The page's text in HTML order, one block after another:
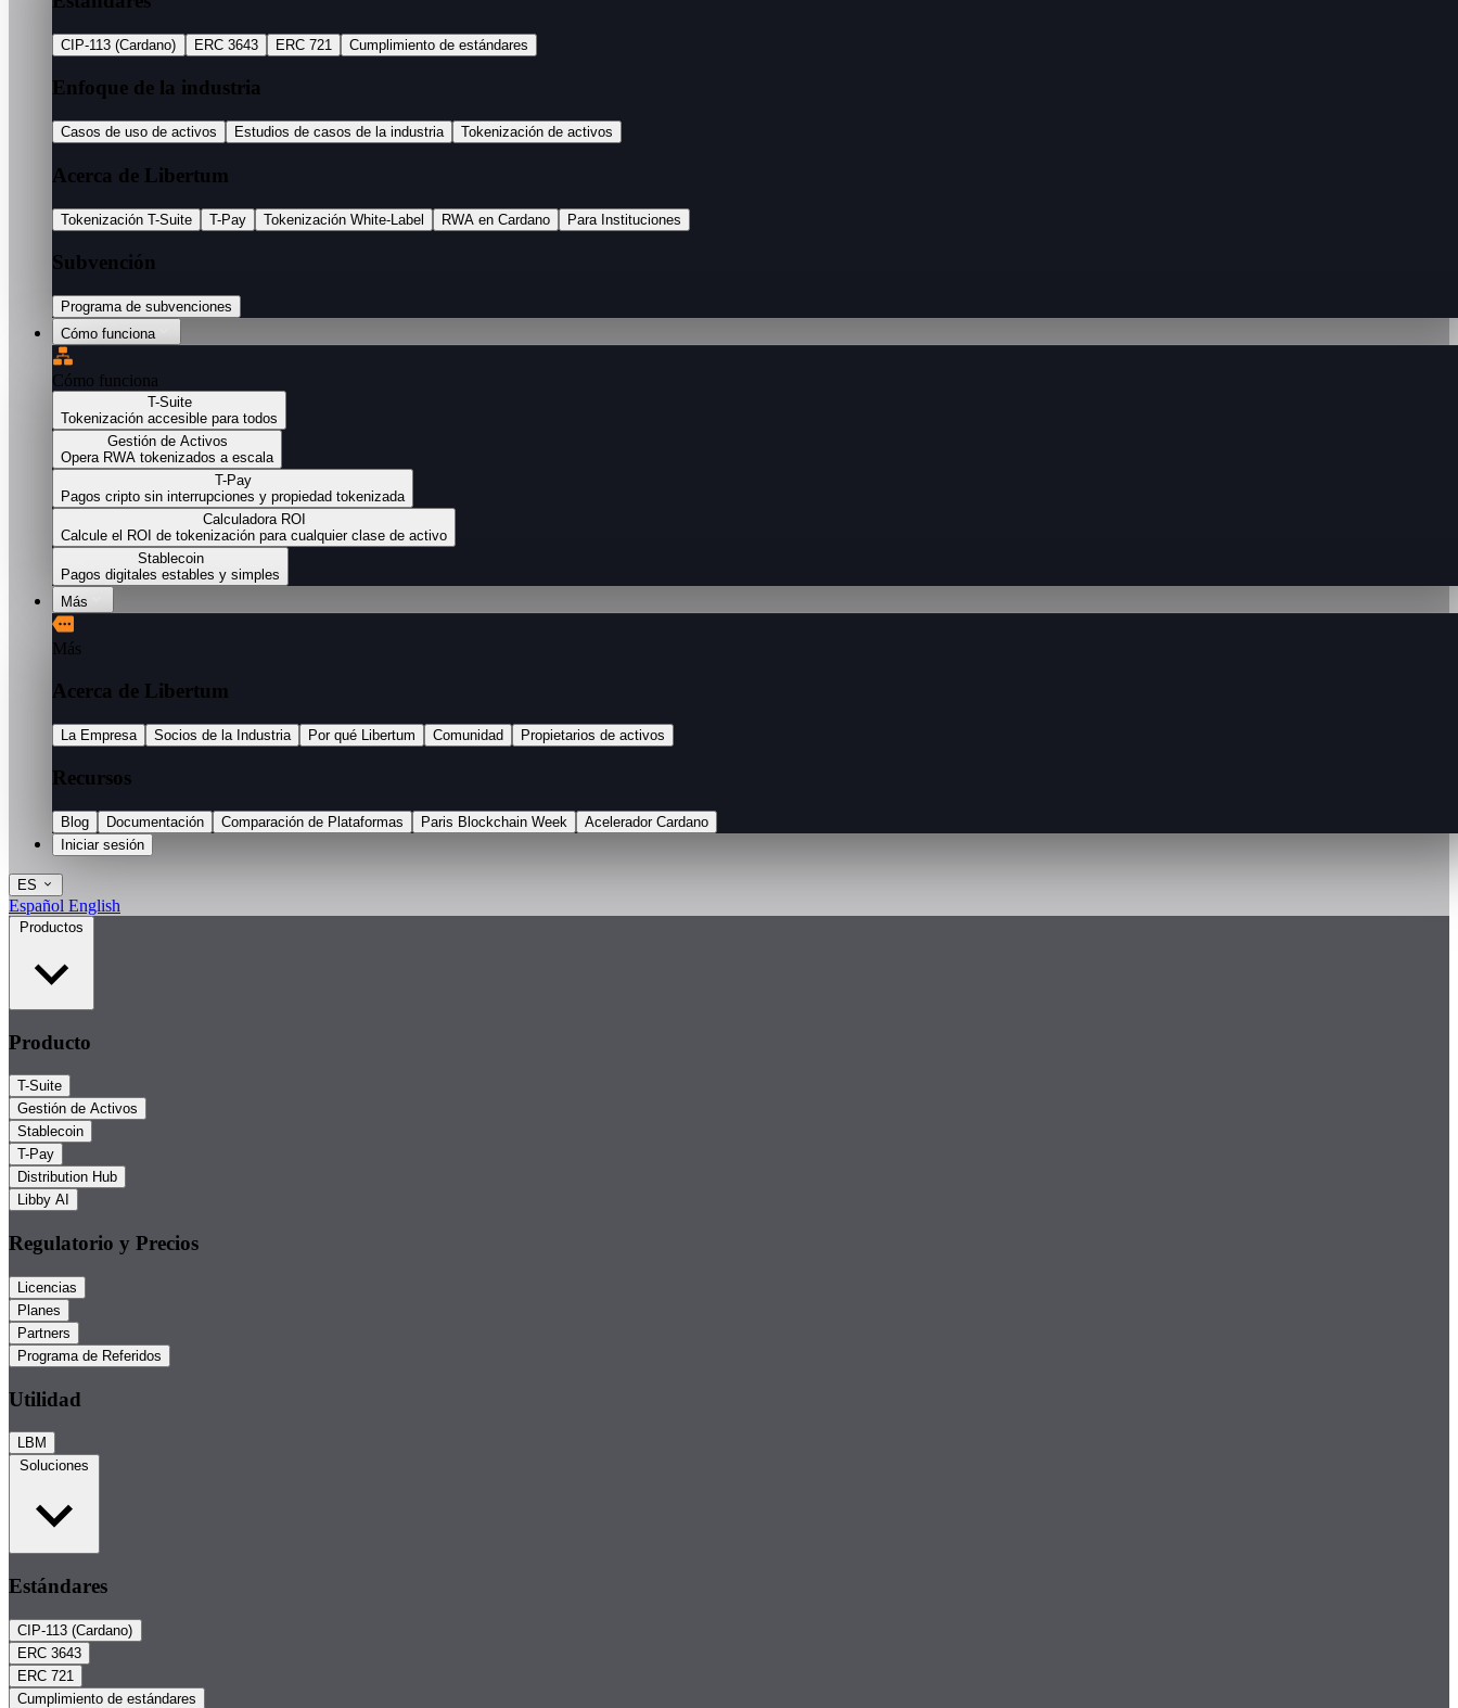
CIP-113 (Cardano) ERC 3643 ERC 721 Cumplimiento de estándares
Enfoque de la industria
Casos de uso de activos Estudios de casos de la industria Tokenización de activos
Acerca de Libertum
Tokenización T-Suite T-Pay Tokenización White-Label RWA en Cardano Para Instituciones
Subvención
Programa de subvenciones
Cómo funciona
Cómo funciona
T-Suite
Tokenización accesible para todos
Gestión de Activos
Opera RWA tokenizados a escala
T-Pay
Pagos cripto sin interrupciones y propiedad tokenizada
Calculadora ROI
Calcule el ROI de tokenización para cualquier clase de activo
Stablecoin
Pagos digitales estables y simples
Más
Más
Acerca de Libertum
La Empresa Socios de la Industria Por qué Libertum Comunidad Propietarios de activos
Recursos
Blog Documentación Comparación de Plataformas Paris Blockchain Week
Acelerador Cardano
Iniciar sesión
ES
Español English
Productos
Producto
T-Suite
Gestión de Activos
Stablecoin
T-Pay
Distribution Hub
Libby AI
Regulatorio y Precios
Licencias
Planes
Partners
Programa de Referidos
Utilidad
LBM
Soluciones
Estándares
CIP-113 (Cardano)
ERC 3643
ERC 721
Cumplimiento de estándares